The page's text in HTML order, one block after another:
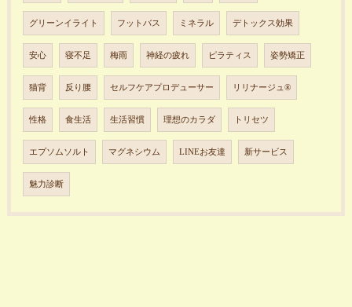
グリーンイライト フットバス ミネラル デトックス効果
安心 寝不足 梅雨 神経の疲れ ピラティス 姿勢矯正
猫背 反り腰 セルフケアプロデューサー リリナージュ®︎
性格 食生活 生活習慣 理想のカラダ トリセツ
エプソムソルト マグネシウム LINEお友達 新サービス
魅力診断